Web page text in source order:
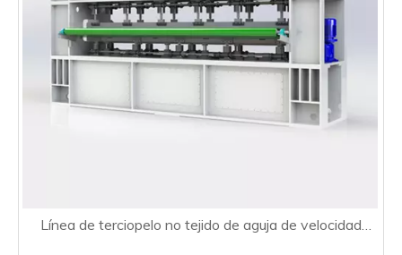
Línea de terciopelo no tejido de aguja de velocidad